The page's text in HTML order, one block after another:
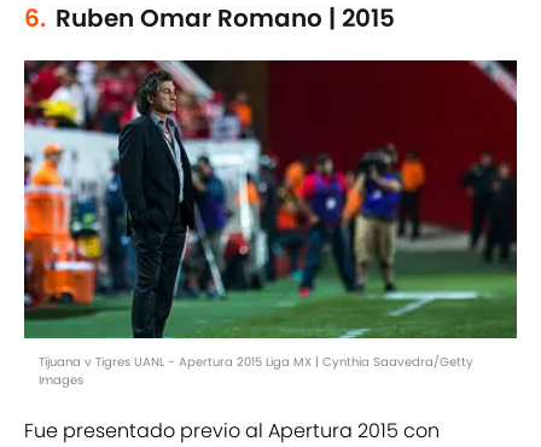
6. Ruben Omar Romano | 2015
Tijuana v Tigres UANL - Apertura 2015 Liga MX | Cynthia Saavedra/Getty
Images
Fue presentado previo al Apertura 2015 con